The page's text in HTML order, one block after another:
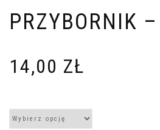
PRZYBORNIK
14,00 ZŁ